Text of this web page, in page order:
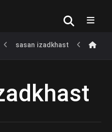
sasan izadkhast